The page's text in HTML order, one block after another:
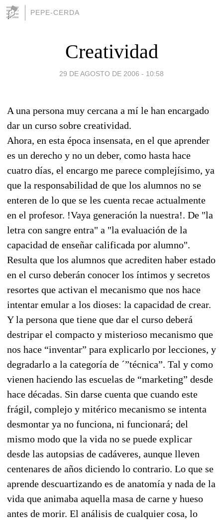
PEPE-CERDA
Creatividad
29 DE AGOSTO DE 2006 - 10:58
A una persona muy cercana a mí le han encargado
dar un curso sobre creatividad.
Ahora, en esta época insensata, en el que aprender
es un derecho y no un deber, como hasta hace
cuatro días, el encargo me parece complejísimo, ya
que la responsabilidad de que los alumnos no se
enteren de lo que se les cuenta recae actualmente
en el profesor. !Vaya generación la nuestra!. De "la
letra con sangre entra" a "la evaluación de la
capacidad de enseñar calificada por alumno".
Resulta que los alumnos que acrediten haber estado
en el curso deberán conocer los íntimos y secretos
resortes que activan el mecanismo que nos hace
intentar emular a los dioses: la capacidad de crear.
Y la persona que tiene que dar el curso deberá
destripar el compacto y misterioso mecanismo que
nos hace “inventar” para explicarlo por lecciones, y
degradarlo a la categoría de ´”técnica”. Tal y como
vienen haciendo las escuelas de “marketing” desde
hace décadas. Sin darse cuenta que cuando este
frágil, complejo y mitérico mecanismo se intenta
desmontar ya no funciona, ni funcionará; del
mismo modo que la vida no se puede explicar
desde las autopsias de cadáveres, aunque lleven
centenares de años diciendo lo contrario. Lo que se
aprende descuartizando es de anatomía y nada de la
vida que animaba aquella masa de carne y hueso
antes de morir. El análisis de cualquier cosa, lo